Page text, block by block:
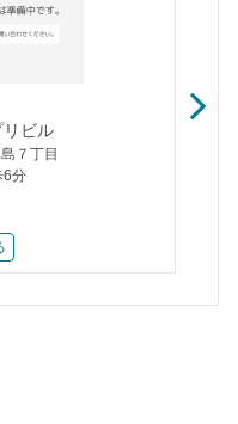
リビル
７丁目
6分